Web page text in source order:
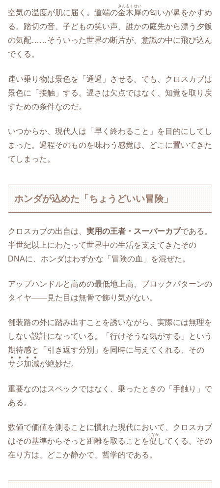
空気の温度が肌に届く。道端の金木犀
きんもくせい
の匂いが鼻をかすめ
る。踏切の音、子どもの笑い声、誰かの庭先から漂う夕飯
の気配……そういった世界の断片が、意識の中に飛び込ん
でくる。
速い乗り物は景色を「通過」させる。でも、クロスカブは
景色に「接触」する。遅さは欠点ではなく、知覚を取り戻
すための条件なのだ。
いつからか、現代人は「早く終わること」を目的にしてし
まった。過程そのものを味わう感覚は、どこに置いてきた
てしまった。
ホンダが込めた「ちょうどいい冒険」
クロスカブの出自は、 実用の王者・スーパーカブである。
半世紀以上にわたって世界中の生活を支えてきたその
DNAに、ホンダはわずかな「冒険の血」を混ぜた。
アップハンドルと高めの最低地上高、ブロックパターンの
タイヤ——見た目は無骨で飾り気がない。
舗装路の外に踏み出すことを誘いながら、実際には無理を
しない設計になっている。「行けそうな気がする」という
期待感と「引き返す分別」を同時に与えてくれる、その
サジ加減が絶妙だ。
重要なのはスペックではなく、乗ったときの「手触り」で
ある。
数値で価値を測ることに慣れた現代において、クロスカブ
はその基準からそっと距離を取ることを促
うなが
してくる。その
在り方は、どこか静かで、哲学的である。